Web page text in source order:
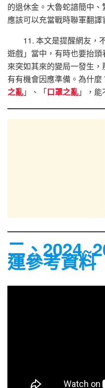
的退休金。大魯蛇諳簡中
應該可以充當戰時聯軍翻譯
11. 本文是提醒網友，
遊戲」當中，有時也要抬
來突如其來的變局一發生
有有機會因應準備。為什
之亂」、「口罩之亂」，能
二、
運參考資料